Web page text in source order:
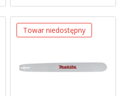
Towar niedostępny